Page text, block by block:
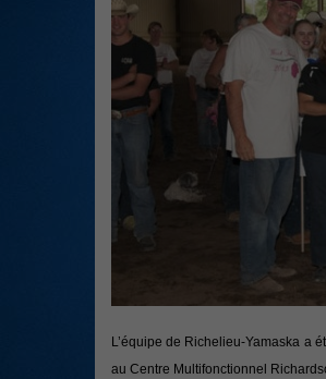
L’équipe de Richelieu-Yamaska a
au Centre Multifonctionnel